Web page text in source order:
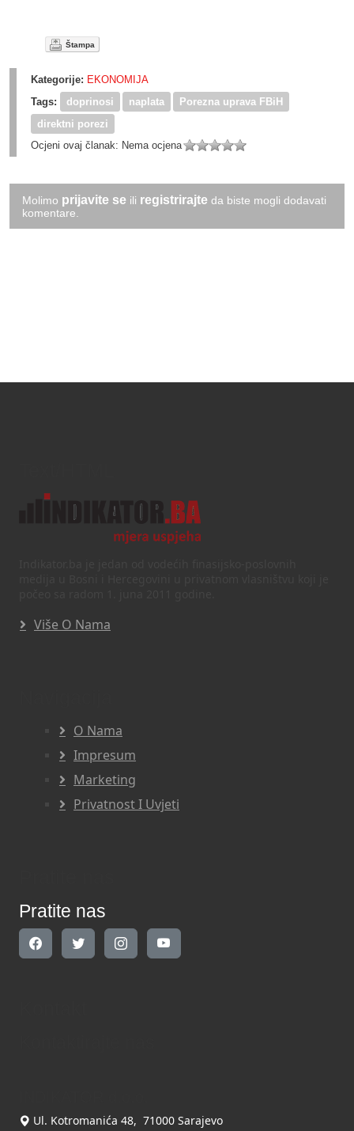
Štampa
Kategorije: EKONOMIJA
Tags:
doprinosi naplata
Porezna uprava FBiH
direktni porezi
Ocjeni ovaj članak: Nema ocjena
Molimo prijavite se ili registrirajte da biste mogli dodavati
komentare.
Više O Nama
O Nama
Impresum
Marketing
Privatnost I Uvjeti
Pratite nas
Ul. Kotromanića 48, 71000 Sarajevo